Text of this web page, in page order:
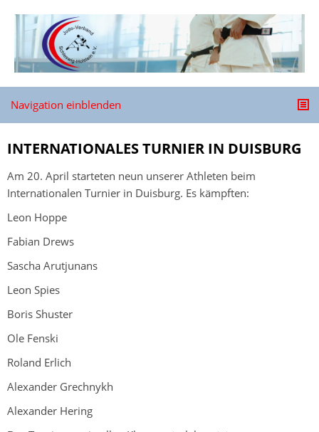
Navigation einblenden
INTERNATIONALES TURNIER IN DUISBURG
Am 20. April starteten neun unserer Athleten beim
Internationalen Turnier in Duisburg. Es kämpften:
Leon Hoppe
Fabian Drews
Sascha Arutjunans
Leon Spies
Boris Shuster
Ole Fenski
Roland Erlich
Alexander Grechnykh
Alexander Hering